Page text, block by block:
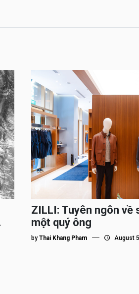
ZILLI: Tuyên ngôn về
một quý ông
by Thai Khang Pham August